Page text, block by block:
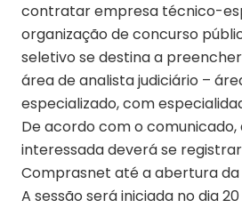
contratar empresa técnico-
organização de concurso
seletivo se destina a
área de analista judiciário –
especializado, com
De acordo com o
interessada deverá se
Comprasnet até a abertura da
A sessão será iniciada no dia 20